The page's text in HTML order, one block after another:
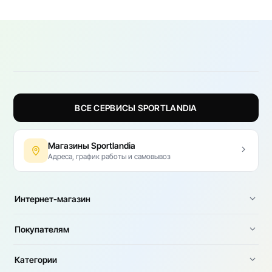
ВСЕ СЕРВИСЫ SPORTLANDIA
Магазины Sportlandia
Адреса, график работы и самовывоз
Интернет-магазин
Покупателям
Категории